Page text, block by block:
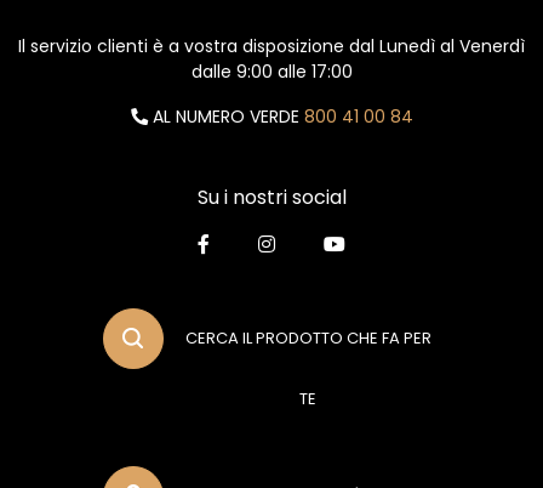
Il servizio clienti è a vostra disposizione dal Lunedì al Venerdì
dalle 9:00 alle 17:00
AL NUMERO VERDE 800 41 00 84
Su i nostri social
CERCA IL PRODOTTO CHE FA PER
TE